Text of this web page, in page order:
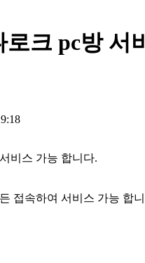
로크 pc방 서
비스 가능 합니다.
접속하여 서비스 가능 합